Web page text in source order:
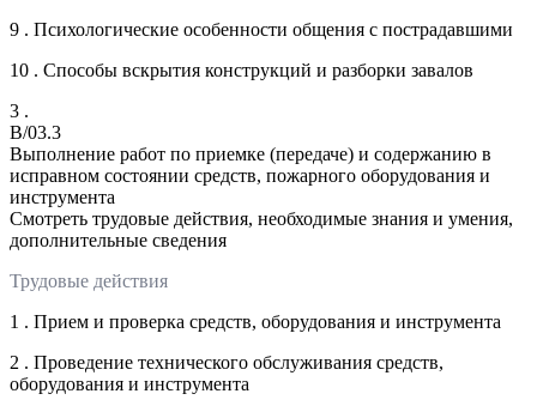
9 . Психологические особенности общения с пострадавшими
10 . Способы вскрытия конструкций и разборки завалов
3 .
B/03.3
Выполнение работ по приемке (передаче) и содержанию в
исправном состоянии средств, пожарного оборудования и
инструмента
Смотреть трудовые действия, необходимые знания и умения,
дополнительные сведения
Трудовые действия
1 . Прием и проверка средств, оборудования и инструмента
2 . Проведение технического обслуживания средств,
оборудования и инструмента